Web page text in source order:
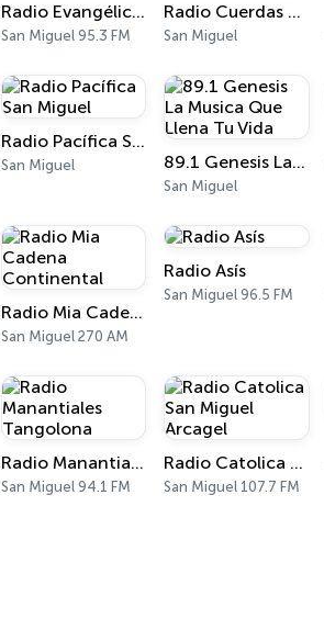
Radio Evangélica Betel
San Miguel 95.3 FM
Radio Cuerdas Cristianas
San Miguel
Radio Pacífica San Miguel
San Miguel 89.1 Genesis La Musica Que Llena Tu Vida
San Miguel
Radio Mia Cadena Continental
San Miguel 270 AM
Radio Asís
San Miguel 96.5 FM
Radio Manantiales Tangolona
San Miguel 94.1 FM
Radio Catolica San Miguel Arcagel
San Miguel 107.7 FM